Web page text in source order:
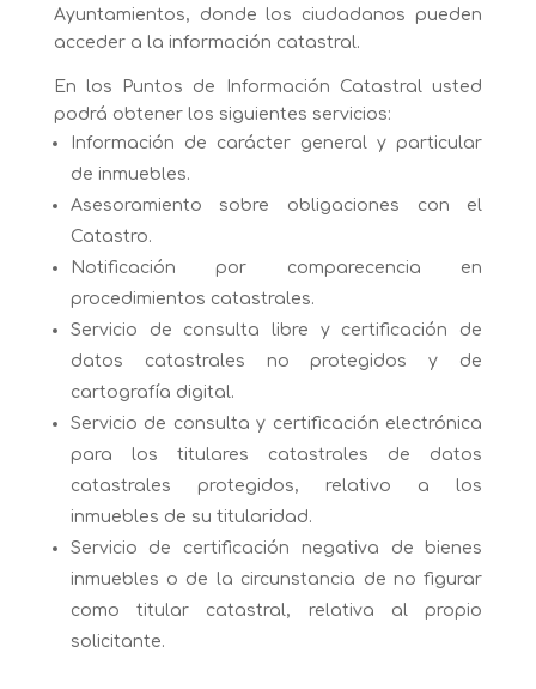
Ayuntamientos, donde los ciudadanos pueden
acceder a la información catastral.
En los Puntos de Información Catastral usted
podrá obtener los siguientes servicios:
Información de carácter general y particular
de inmuebles.
Asesoramiento sobre obligaciones con el
Catastro.
Notificación por comparecencia en
procedimientos catastrales.
Servicio de consulta libre y certificación de
datos catastrales no protegidos y de
cartografía digital.
Servicio de consulta y certificación electrónica
para los titulares catastrales de datos
catastrales protegidos, relativo a los
inmuebles de su titularidad.
Servicio de certificación negativa de bienes
inmuebles o de la circunstancia de no figurar
como titular catastral, relativa al propio
solicitante.